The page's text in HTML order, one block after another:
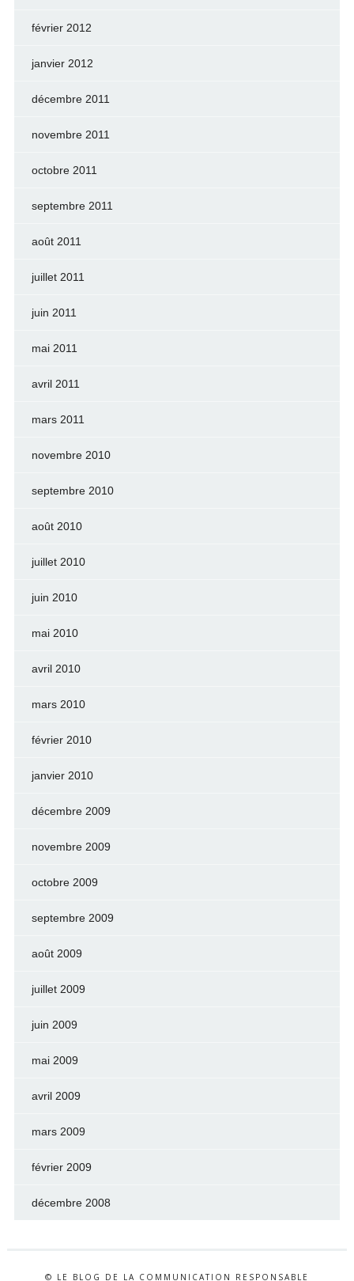
février 2012
janvier 2012
décembre 2011
novembre 2011
octobre 2011
septembre 2011
août 2011
juillet 2011
juin 2011
mai 2011
avril 2011
mars 2011
novembre 2010
septembre 2010
août 2010
juillet 2010
juin 2010
mai 2010
avril 2010
mars 2010
février 2010
janvier 2010
décembre 2009
novembre 2009
octobre 2009
septembre 2009
août 2009
juillet 2009
juin 2009
mai 2009
avril 2009
mars 2009
février 2009
décembre 2008
© LE BLOG DE LA COMMUNICATION RESPONSABLE